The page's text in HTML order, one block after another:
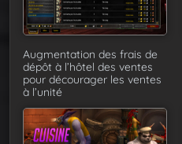
Augmentation des frais de
dépôt à l’hôtel des ventes
pour décourager les ventes
à l’unité